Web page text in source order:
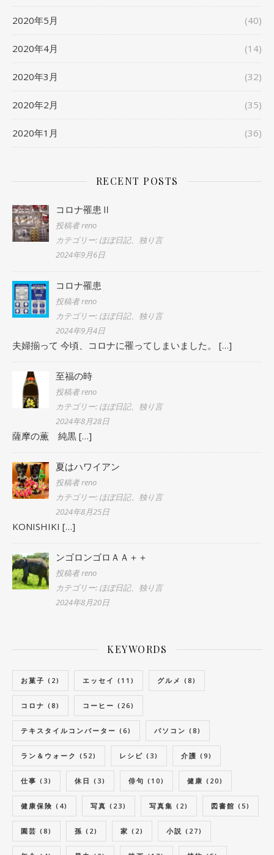
2020年5月 (40)
2020年4月 (14)
2020年3月 (32)
2020年2月 (35)
2020年1月 (36)
RECENT POSTS
コロナ罹患Ⅱ
投稿者 reno
カテゴリー: ほぼ日記、独り言
2024年9月6日
コロナ罹患
投稿者 reno
カテゴリー: ほぼ日記、独り言
2024年9月4日
夫婦揃って 今頃、コロナに罹ってしまいました。 […]
至福の時
投稿者 reno
カテゴリー: ほぼ日記、独り言
2024年8月28日
薩摩の薫 純黒 […]
夏はハワイアン
投稿者 reno
カテゴリー: ほぼ日記、独り言
2024年8月25日
KONISHIKI […]
ンゴロンゴロＡＡ＋＋
投稿者 reno
カテゴリー: ほぼ日記、独り言
2024年8月20日
KEYWORDS
お菓子 (2) エッセイ (11) グルメ (8)
コロナ (8) コーヒー (26)
テキスタイルコンバーター (6) パソコン (8)
ラン＆ウォーク (52) レシピ (3) 介護 (9)
仕事 (3) 休日 (3) 俳句 (10) 健康 (20)
健康保険 (4) 写真 (23) 写真集 (2) 図書館 (5)
園芸 (8) 孫 (2) 家 (2) 小説 (27)